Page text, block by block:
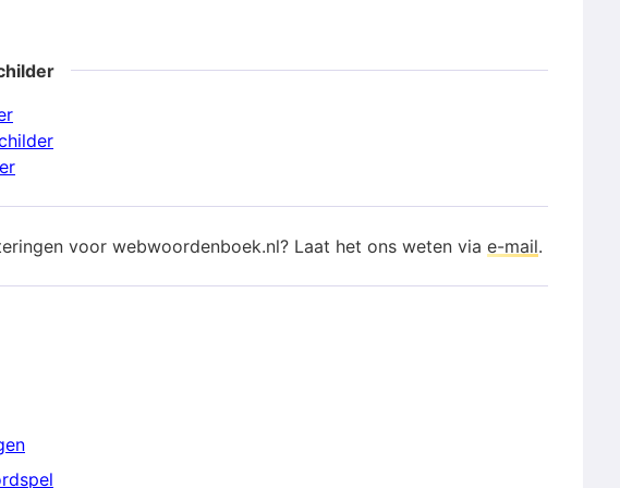
voor webwoordenboek.nl? Laat het ons weten via e-mail.